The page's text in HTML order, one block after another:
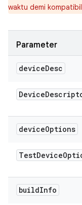
waktu demi
Parameter
deviceDesc
Device
deviceOptions
TestDevice
buildInfo